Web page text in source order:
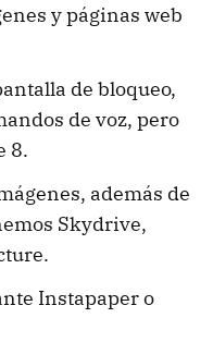
y páginas web
de bloqueo,
de voz, pero
8.
además de
Skydrive,
Instapaper o